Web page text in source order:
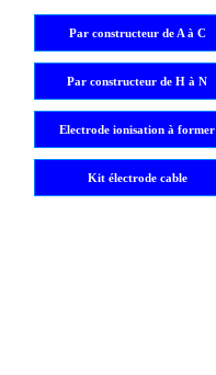
Par constructeur de A à C
Par constructeur de H à N
Electrode ionisation à former
Kit électrode cable